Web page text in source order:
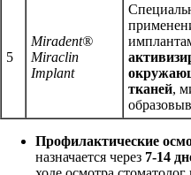
5
Miradent®
Miraclin
Implant
тканей,
Профилактические
назначается через 7-14